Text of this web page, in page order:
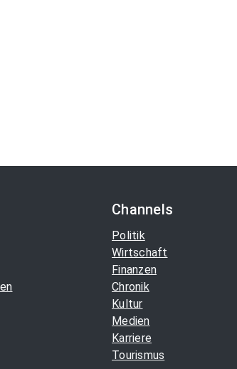
Channels
Politik
Wirtschaft
Finanzen
Chronik
Kultur
Medien
Karriere
Tourismus